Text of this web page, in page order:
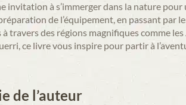
invitation à s’immerger dans la nature
de l’équipement, en passant par
travers des régions magnifiques comme
ce livre vous inspire pour partir à
de l’auteur